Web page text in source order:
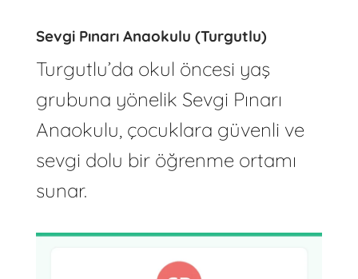
Sevgi Pınarı Anaokulu (Turgutlu)
Turgutlu’da okul öncesi yaş
grubuna yönelik Sevgi Pınarı
Anaokulu, çocuklara güvenli ve
sevgi dolu bir öğrenme ortamı
sunar.